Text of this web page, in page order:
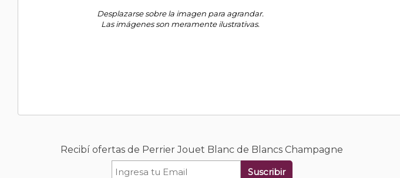
Desplazarse sobre la imagen para agrandar.
Las imágenes son meramente ilustrativas.
Recibí ofertas de Perrier Jouet Blanc de Blancs Champagne
Suscribir